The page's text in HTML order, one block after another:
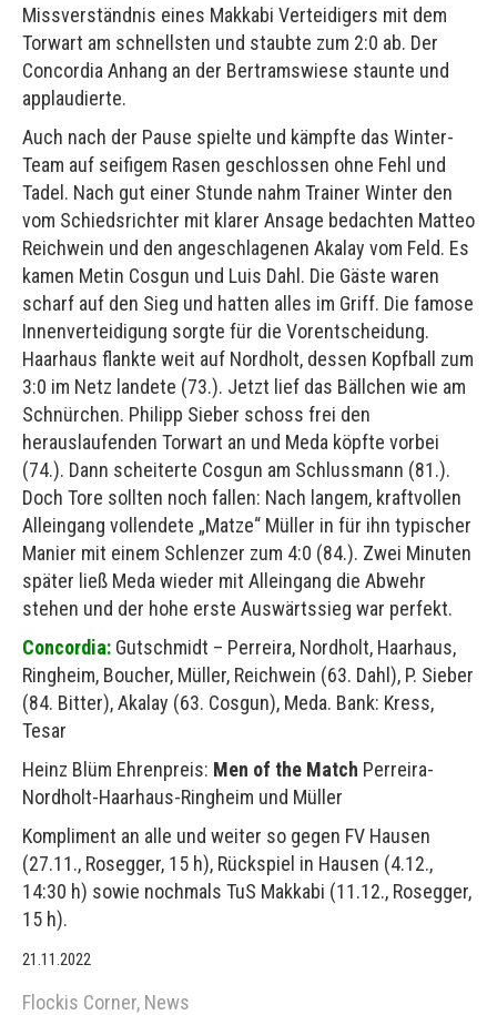
Missverständnis eines Makkabi Verteidigers mit dem
Torwart am schnellsten und staubte zum 2:0 ab. Der
Concordia Anhang an der Bertramswiese staunte und
applaudierte.
Auch nach der Pause spielte und kämpfte das Winter-
Team auf seifigem Rasen geschlossen ohne Fehl und
Tadel. Nach gut einer Stunde nahm Trainer Winter den
vom Schiedsrichter mit klarer Ansage bedachten Matteo
Reichwein und den angeschlagenen Akalay vom Feld. Es
kamen Metin Cosgun und Luis Dahl. Die Gäste waren
scharf auf den Sieg und hatten alles im Griff. Die famose
Innenverteidigung sorgte für die Vorentscheidung.
Haarhaus flankte weit auf Nordholt, dessen Kopfball zum
3:0 im Netz landete (73.). Jetzt lief das Bällchen wie am
Schnürchen. Philipp Sieber schoss frei den
herauslaufenden Torwart an und Meda köpfte vorbei
(74.). Dann scheiterte Cosgun am Schlussmann (81.).
Doch Tore sollten noch fallen: Nach langem, kraftvollen
Alleingang vollendete „Matze“ Müller in für ihn typischer
Manier mit einem Schlenzer zum 4:0 (84.). Zwei Minuten
später ließ Meda wieder mit Alleingang die Abwehr
stehen und der hohe erste Auswärtssieg war perfekt.
Concordia: Gutschmidt – Perreira, Nordholt, Haarhaus,
Ringheim, Boucher, Müller, Reichwein (63. Dahl), P. Sieber
(84. Bitter), Akalay (63. Cosgun), Meda. Bank: Kress,
Tesar
Heinz Blüm Ehrenpreis: Men of the Match Perreira-
Nordholt-Haarhaus-Ringheim und Müller
Kompliment an alle und weiter so gegen FV Hausen
(27.11., Rosegger, 15 h), Rückspiel in Hausen (4.12.,
14:30 h) sowie nochmals TuS Makkabi (11.12., Rosegger,
15 h).
21.11.2022
Flockis Corner, News